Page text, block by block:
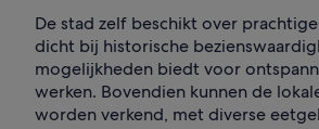
De stad zelf beschikt over
dicht bij historische
mogelijkheden biedt voor
werken. Bovendien kunnen de
worden verkend, met diverse